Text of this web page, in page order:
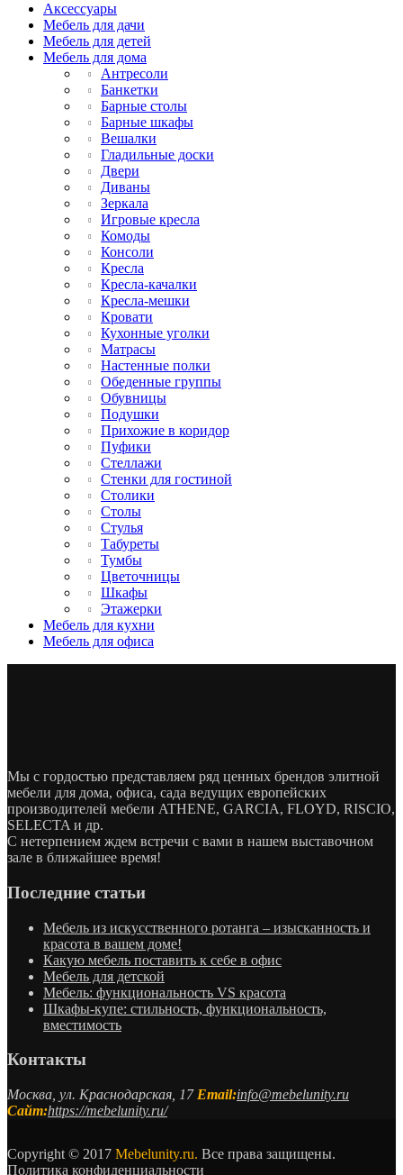
Аксессуары
Мебель для дачи
Мебель для детей
Мебель для дома
Антресоли
Банкетки
Барные столы
Барные шкафы
Вешалки
Гладильные доски
Двери
Диваны
Зеркала
Игровые кресла
Комоды
Консоли
Кресла
Кресла-качалки
Кресла-мешки
Кровати
Кухонные уголки
Матрасы
Настенные полки
Обеденные группы
Обувницы
Подушки
Прихожие в коридор
Пуфики
Стеллажи
Стенки для гостиной
Столики
Столы
Стулья
Табуреты
Тумбы
Цветочницы
Шкафы
Этажерки
Мебель для кухни
Мебель для офиса
Мы с гордостью представляем ряд ценных брендов элитной
мебели для дома, офиса, сада ведущих европейских
производителей мебели ATHENE, GARCIA, FLOYD, RISCIO,
SELECTA и др.
С нетерпением ждем встречи с вами в нашем выставочном
зале в ближайшее время!
Последние статьи
Мебель из искусственного ротанга – изысканность и
красота в вашем доме!
Какую мебель поставить к себе в офис
Мебель для детской
Мебель: функциональность VS красота
Шкафы-купе: стильность, функциональность,
вместимость
Контакты
Москва, ул. Краснодарская, 17 Email:info@mebelunity.ru
Сайт:https://mebelunity.ru/
Copyright © 2017 Mebelunity.ru. Все права защищены.
Политика конфиденциальности